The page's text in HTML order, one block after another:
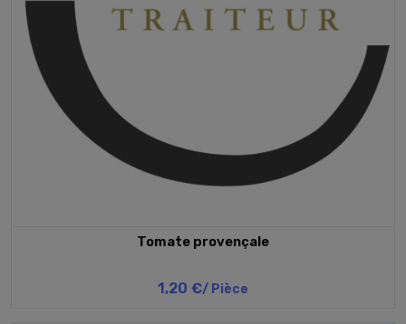
Tomate provençale
1,20 €/ Pièce